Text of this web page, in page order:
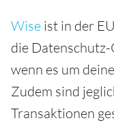
Wise ist in der
die
wenn es um
Zudem sind
Transaktionen